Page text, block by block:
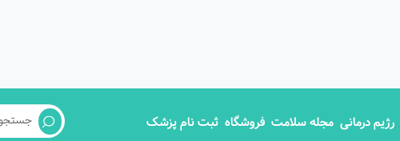
رژیم درمانی مجله سلامت فروشگاه ثبت نام پزشک